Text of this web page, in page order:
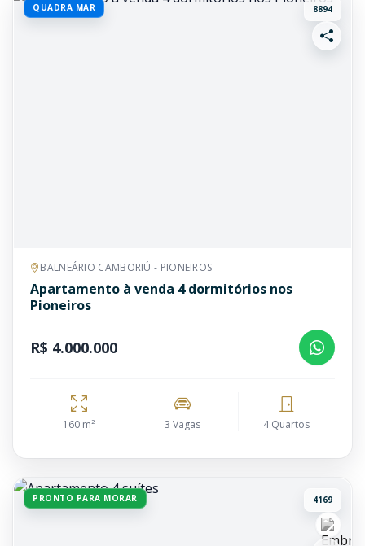
QUADRA MAR 8894
BALNEÁRIO CAMBORIÚ - PIONEIROS
Apartamento à venda 4 dormitórios nos
Pioneiros
R$ 4.000.000
160 m² 3 Vagas 4 Quartos
PRONTO PARA MORAR 4169